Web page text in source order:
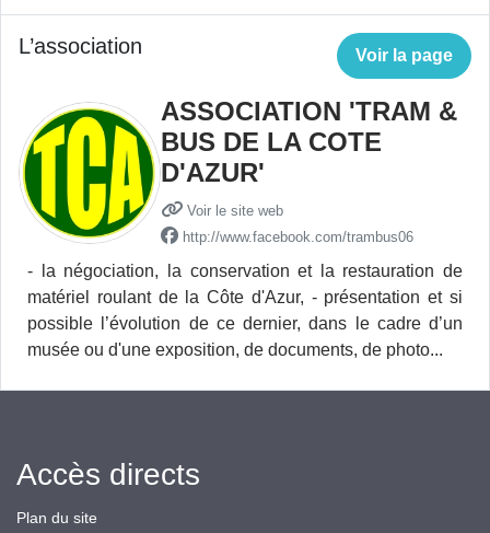
L’association Voir la page
ASSOCIATION 'TRAM &
BUS DE LA COTE
D'AZUR'
Voir le site web
http://www.facebook.com/trambus06
- la négociation, la conservation et la restauration de
matériel roulant de la Côte d'Azur, - présentation et si
possible l’évolution de ce dernier, dans le cadre d’un
musée ou d'une exposition, de documents, de photo...
Accès directs
Plan du site